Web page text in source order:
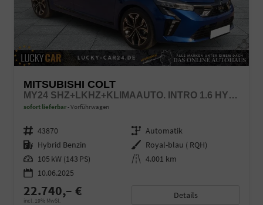
MITSUBISHI COLT
MY24 SHZ+LKHZ+KLIMAAUTO. INTRO 1.6 HYBRID
sofort lieferbar Vorführwagen
Fahrzeugnr. 43870 Getriebe Automatik
Kraftstoff Hybrid Benzin Außenfarbe Royal-blau ( RQH)
Leistung 105 kW (143 PS) Kilometerstand 4.001 km
10.06.2025
22.740,– €
incl. 19% MwSt.
Details